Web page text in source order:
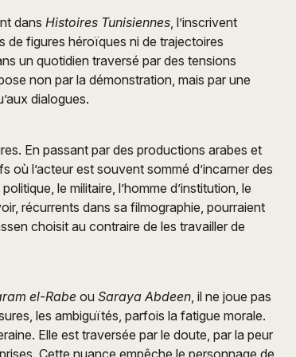
dans Histoires Tunisiennes, l’inscrivent
de figures héroïques ni de trajectoires
un quotidien traversé par des tensions
non par la démonstration, mais par une
dialogues.
En passant par des productions arabes et
où l’acteur est souvent sommé d’incarner des
le militaire, l’homme d’institution, le
récurrents dans sa filmographie, pourraient
choisit au contraire de les travailler de
el-Rabe ou Saraya Abdeen, il ne joue pas
les ambiguïtés, parfois la fatigue morale.
Elle est traversée par le doute, par la peur